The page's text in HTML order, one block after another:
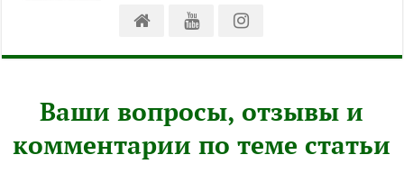
Ваши вопросы, отзывы и
комментарии по теме статьи